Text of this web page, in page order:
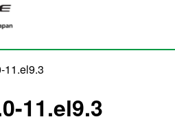
11.el9.3
11.el9.3